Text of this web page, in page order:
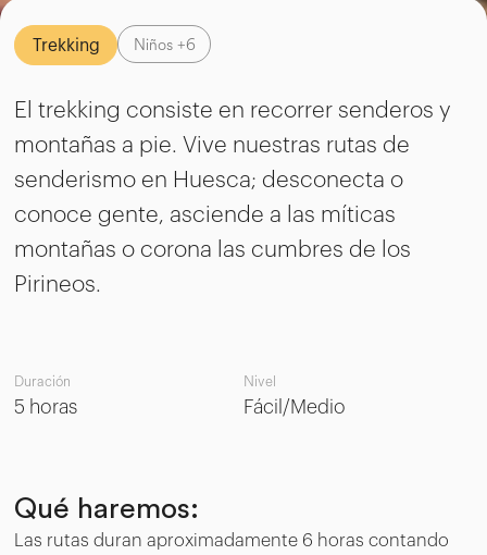
Trekking Niños +6
El trekking consiste en recorrer senderos y
montañas a pie. Vive nuestras rutas de
senderismo en Huesca; desconecta o
conoce gente, asciende a las míticas
montañas o corona las cumbres de los
Pirineos.
Duración
5 horas
Nivel
Fácil/Medio
Qué haremos:
Las rutas duran aproximadamente 6 horas contando